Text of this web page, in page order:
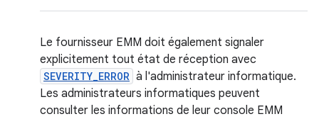
Le fournisseur EMM doit également signaler
explicitement tout état de réception avec
SEVERITY_ERROR à l'administrateur informatique.
Les administrateurs informatiques peuvent
consulter les informations de leur console EMM